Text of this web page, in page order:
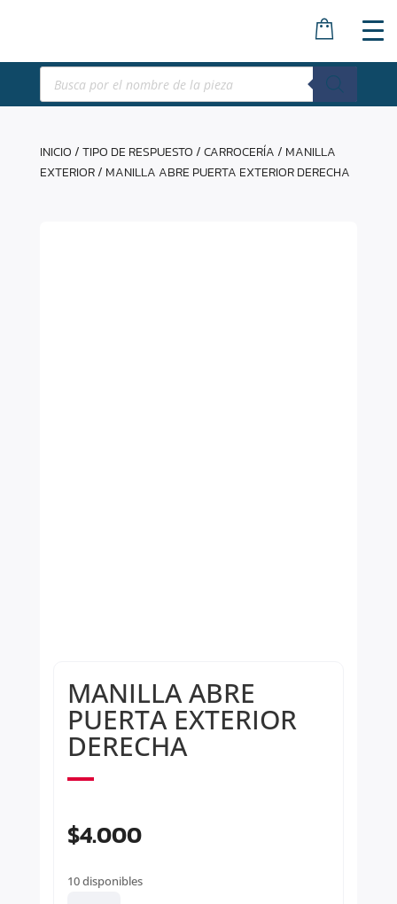
Búsqueda
productos
INICIO/TIPO DE RESPUESTO/CARROCERÍA/ MANILLA
EXTERIOR/ MANILLA ABRE PUERTA EXTERIOR DERECHA
MANILLA ABRE
PUERTA EXTERIOR
DERECHA
$4.000
10 disponibles